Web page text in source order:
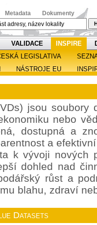
Metadata Dokumenty
VALIDACE INSPIRE
LEGISLATIVA
NÁSTROJE EU
jsou
nebo
dostupná a
a
k vývoji nových
dohled nad
růst a
blahu, zdraví
Datasets